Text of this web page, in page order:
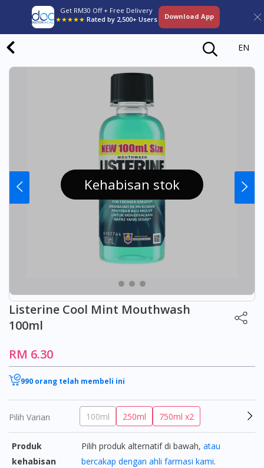
Get RM30 Off + Free Delivery
★★★★★ Rated by 2,500+ Users Download App
EN
Kehabisan stok
Listerine Cool Mint Mouthwash
100ml
RM 6.30
990 orang telah membeli ini
Pilih Varian 100ml 250ml 750ml x2
Produk
kehabisan
Pilih produk alternatif di bawah,atau
bercakap dengan ahli farmasi kami.